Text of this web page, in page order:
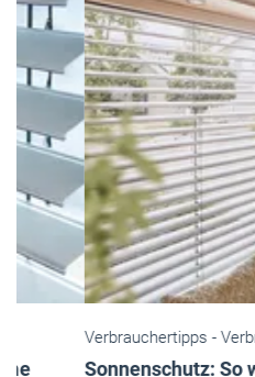
Verbrauchertipps-
Sonnenschutz: So wird